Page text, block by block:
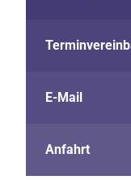
E-Mail
Anfahrt